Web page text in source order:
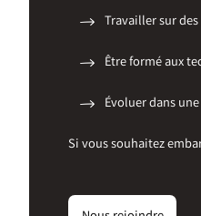
Travailler sur
Être formé aux
Évoluer dans
Si vous souhaitez